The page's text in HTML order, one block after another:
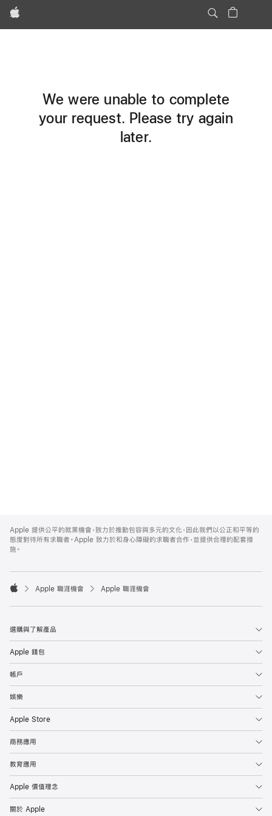
Apple
We were unable to complete
your request. Please try again
later.
Footer
Apple 提供公平的就業機會，致力於推動包容與多元的文化，因此我們以公正和平等的
態度對待所有求職者。Apple 致力於和身心障礙的求職者合作，並提供合理的配套措
施。

Apple 職涯機會 Apple 職涯機會
選購與了解產品
Apple 錢包
帳戶
娛樂
Apple Store
商務應用
教育應用
Apple 價值理念
關於 Apple